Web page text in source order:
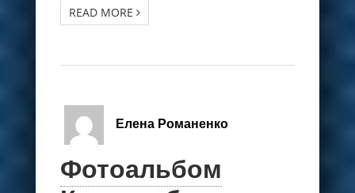
READ MORE
Елена Романенко
Фотоальбом